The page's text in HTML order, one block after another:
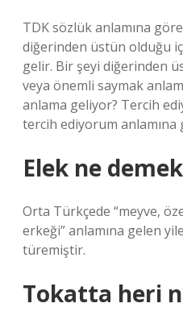
TDK sözlük anlamına
diğerinden üstün olduğu
gelir. Bir şeyi diğerinden
veya önemli saymak
anlama geliyor? Tercih
tercih ediyorum anlamına
Elek ne
Orta Türkçede “meyve,
erkeği” anlamına gelen
türemiştir.
Tokatta heri